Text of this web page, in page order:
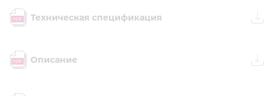
Техническая спецификация
Описание